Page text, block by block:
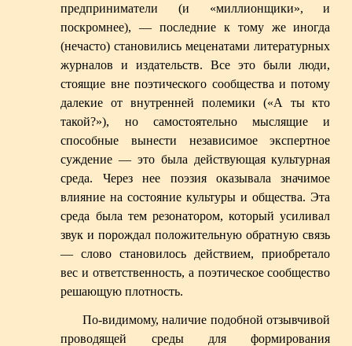
предприниматели (и «миллионщики», и
поскромнее), — последние к тому же иногда
(нечасто) становились меценатами литературных
журналов и издательств. Все это были люди,
стоящие вне поэтического сообщества и потому
далекие от внутренней полемики («А ты кто
такой?»), но самостоятельно мыслящие и
способные вынести независимое экспертное
суждение — это была действующая культурная
среда. Через нее поэзия оказывала значимое
влияние на состояние культуры и общества. Эта
среда была тем резонатором, который усиливал
звук и порождал положительную обратную связь
— слово становилось действием, приобретало
вес и ответственность, а поэтическое сообщество
решающую плотность.
По-видимому, наличие подобной отзывчивой
проводящей среды для формирования